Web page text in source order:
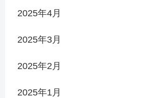
2025年4月
2025年3月
2025年2月
2025年1月